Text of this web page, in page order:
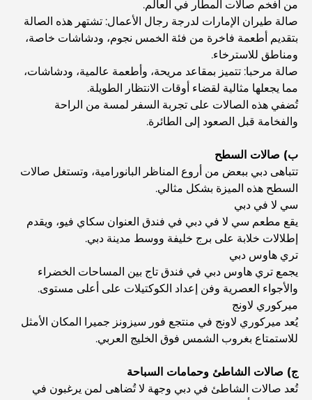
أفضل 7 نوادي رياضية في دبي هيلز: اللياقة البدنية في أبهى
صورها
الدليل الأمثل لمطاعم الطعام الفاخر في نخلة جميرا
المستشفيات الحكومية في دبي: رعاية صحية شاملة للجميع
أغلى سيارة لامبورغيني على الإطلاق: قائمة هواة الجمع
أغلى مدارس جيمس في دبي: دليل شامل للآباء
أفضل المدارس القريبة من داماك هيلز 2: دليل للعائلات
أفضل المطاعم الهندية في دبي: رحلة طهي
من أفخم صالات المطار في العالم.
صالة طيران الإمارات لدرجة رجال الأعمال: تشتهر هذه الصالة
بتقديم أطعمة فاخرة من فئة الخمس نجوم، ودشاشات خاصة،
ومناطق للاسترخاء.
صالة مرحبا: تتميز بمقاعد مريحة، وأطعمة عالمية، ودشاشات،
مما يجعلها مثالية لقضاء أوقات الانتظار الطويلة.
تُضفي هذه الصالات على تجربة السفر لمسة من الراحة
والفخامة قبل الصعود إلى الطائرة.
ب) صالات السطح
تتباهى دبي ببعض من أروع المناظر البانورامية، وتستغل صالات
السطح هذه الميزة بشكل مثالي.
سي لا في دبي
يقع مطعم سي لا في دبي في فندق العنوان سكاي فيو، ويقدم
إطلالات خلابة على برج خليفة ووسط مدينة دبي.
تري هاوس دبي
يجمع تري هاوس دبي في فندق تاج بين المساحات الخضراء
والأجواء العصرية وفن إعداد الكوكتيلات على أعلى مستوى.
ميركوري لاونج
يُعد ميركوري لاونج في منتجع فور سيزونز جميرا المكان الأمثل
للاستمتاع بغروب الشمس فوق الخليج العربي.
ج) صالات الشاطئ وحمامات السباحة
تُعد صالات الشاطئ في دبي وجهة لا تُضاهى لمن يرغبون في